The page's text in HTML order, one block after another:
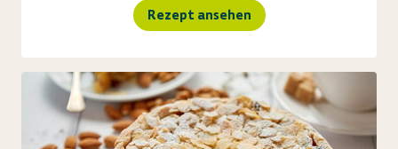
Rezept ansehen